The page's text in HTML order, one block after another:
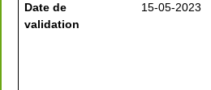
Date de
validation
15-05-2023